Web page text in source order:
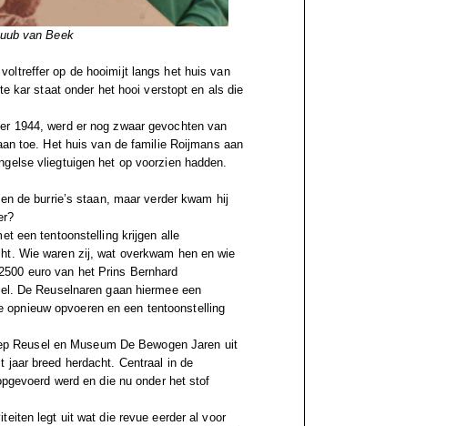
van Beek
op de hooimijt langs het huis van
kar staat onder het hooi verstopt en als die
1944, werd er nog zwaar gevochten van
toe. Het huis van de familie Roijmans aan
vliegtuigen het op voorzien hadden.
de burrie’s staan, maar verder kwam hij
een tentoonstelling krijgen alle
Wie waren zij, wat overkwam hen en wie
euro van het Prins Bernhard
De Reuselnaren gaan hiermee een
opnieuw opvoeren en een tentoonstelling
Reusel en Museum De Bewogen Jaren uit
jaar breed herdacht. Centraal in de
werd en die nu onder het stof
legt uit wat die revue eerder al voor